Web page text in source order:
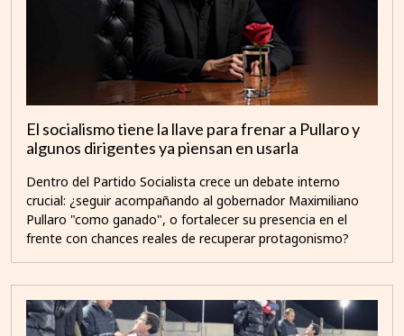
El socialismo tiene la llave para frenar a Pullaro y
algunos dirigentes ya piensan en usarla
Dentro del Partido Socialista crece un debate interno
crucial: ¿seguir acompañando al gobernador Maximiliano
Pullaro "como ganado", o fortalecer su presencia en el
frente con chances reales de recuperar protagonismo?